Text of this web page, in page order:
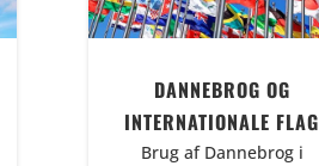
DANNEBROG OG
INTERNATIONALE FLAG
Brug af Dannebrog i